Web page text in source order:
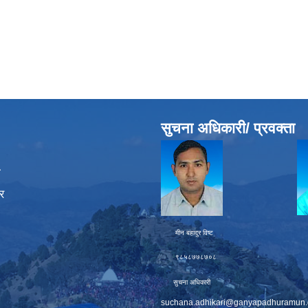
सुचना अधिकारी/ प्रवक्ता
मीन बहादुर विष्ट चक्र
९८५८७७८७०८
सुचना अधिकारी